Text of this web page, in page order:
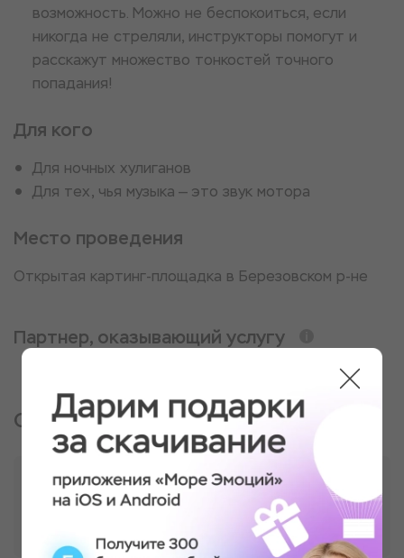
возможность. Можно не беспокоиться, если
никогда не стреляли, инструкторы помогут и
расскажут множество тонкостей точного
попадания!
Для кого
Для ночных хулиганов
Для тех, чья музыка — это звук мотора
Место проведения
Открытая картинг-площадка в Березовском р-не
Партнер, оказывающий услугу
Отзывы о подарке